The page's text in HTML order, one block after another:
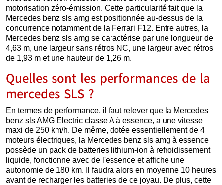
motorisation zéro-émission. Cette particularité fait que la
Mercedes benz sls amg est positionnée au-dessus de la
concurrence notamment de la Ferrari F12. Entre autres, la
Mercedes benz sls amg se caractérise par une longueur de
4,63 m, une largeur sans rétros NC, une largeur avec rétros
de 1,93 m et une hauteur de 1,26 m.
Quelles sont les performances de la
mercedes SLS ?
En termes de performance, il faut relever que la Mercedes
benz sls AMG Electric classe A à essence, a une vitesse
maxi de 250 km/h. De même, dotée essentiellement de 4
moteurs électriques, la Mercedes benz sls amg à essence
possède un pack de batteries lithium-ion à refroidissement
liquide, fonctionne avec de l'essence et affiche une
autonomie de 180 km. Il faudra alors en moyenne 10 heures
avant de recharger les batteries de ce joyau. De plus, cette